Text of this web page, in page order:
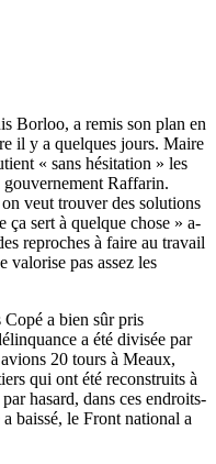
Borloo, a remis son plan en
il y a quelques jours. Maire
« sans hésitation » les
Raffarin.
veut trouver des solutions
sert à quelque chose » a-
reproches à faire au travail
valorise pas assez les
Copé a bien sûr pris
a été divisée par
20 tours à Meaux,
qui ont été reconstruits à
hasard, dans ces endroits-
baissé, le Front national a